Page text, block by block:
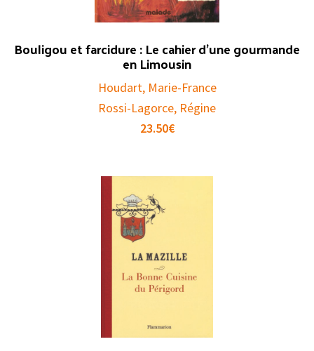
Bouligou et farcidure : Le cahier d’une gourmande
en Limousin
Houdart, Marie-France
Rossi-Lagorce, Régine
23.50€